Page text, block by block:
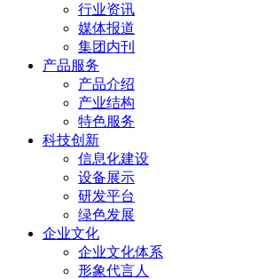
行业资讯
媒体报道
集团内刊
产品服务
产品介绍
产业结构
特色服务
科技创新
信息化建设
设备展示
研发平台
绿色发展
企业文化
企业文化体系
形象代言人